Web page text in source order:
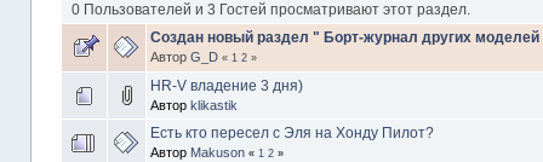
0 Пользователей и 3 Гостей просматривают этот раздел.
Создан новый раздел " Борт-журнал других моделей
Автор G_D « 1 2»
HR-V владение 3 дня)
Автор klikastik
Есть кто пересел с Эля на Хонду Пилот?
Автор Makuson « 1 2»